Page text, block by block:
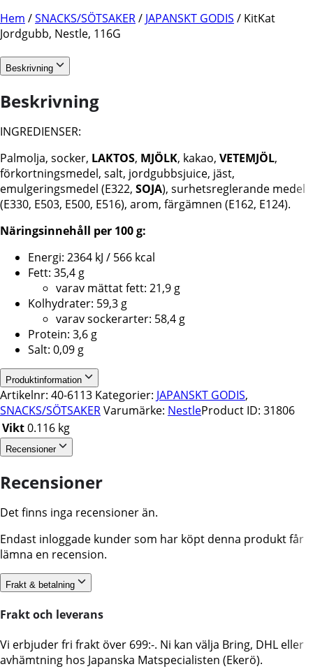
Hem /SNACKS/SÖTSAKER/ JAPANSKT GODIS / KitKat
Jordgubb, Nestle, 116G
Beskrivning
Beskrivning
INGREDIENSER:
Palmolja, socker, LAKTOS, MJÖLK, kakao, VETEMJÖL,
förkortningsmedel, salt, jordgubbsjuice, jäst,
emulgeringsmedel (E322, SOJA), surhetsreglerande medel
(E330, E503, E500, E516), arom, färgämnen (E162, E124).
Näringsinnehåll per 100 g:
Energi: 2364 kJ / 566 kcal
Fett: 35,4 g
varav mättat fett: 21,9 g
Kolhydrater: 59,3 g
varav sockerarter: 58,4 g
Protein: 3,6 g
Salt: 0,09 g
Produktinformation
Artikelnr: 40-6113 Kategorier: JAPANSKT GODIS,
SNACKS/SÖTSAKERVarumärke: NestleProduct ID: 31806
Vikt0.116 kg
Recensioner
Recensioner
Det finns inga recensioner än.
Endast inloggade kunder som har köpt denna produkt får
lämna en recension.
Frakt & betalning
Frakt och leverans
Vi erbjuder fri frakt över 699:-. Ni kan välja Bring, DHL eller
avhämtning hos Japanska Matspecialisten (Ekerö).